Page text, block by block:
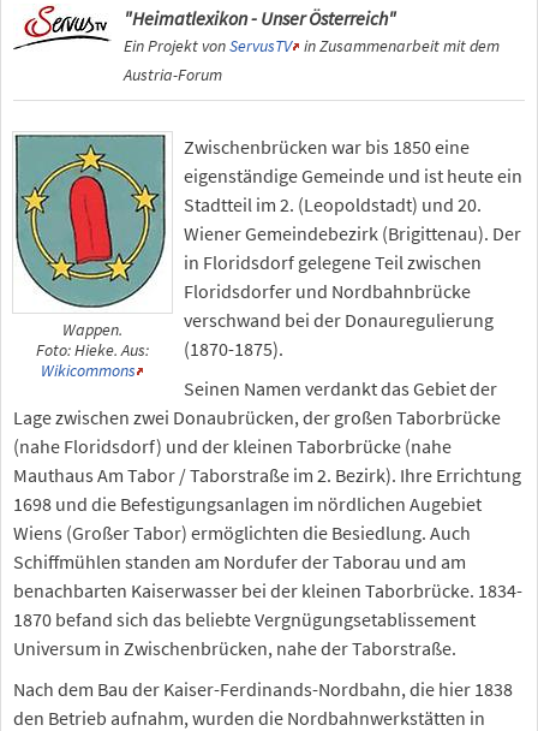
"Heimatlexikon - Unser Österreich"
Ein Projekt vonServusTV in Zusammenarbeit mit dem
Austria-Forum
Wappen.
Foto: Hieke. Aus:
Wikicommons
Zwischenbrücken war bis 1850 eine
eigenständige Gemeinde und ist heute ein
Stadtteil im 2. (Leopoldstadt) und 20.
Wiener Gemeindebezirk (Brigittenau). Der
in Floridsdorf gelegene Teil zwischen
Floridsdorfer und Nordbahnbrücke
verschwand bei der Donauregulierung
(1870-1875).
Seinen Namen verdankt das Gebiet der
Lage zwischen zwei Donaubrücken, der großen Taborbrücke
(nahe Floridsdorf) und der kleinen Taborbrücke (nahe
Mauthaus Am Tabor / Taborstraße im 2. Bezirk). Ihre Errichtung
1698 und die Befestigungsanlagen im nördlichen Augebiet
Wiens (Großer Tabor) ermöglichten die Besiedlung. Auch
Schiffmühlen standen am Nordufer der Taborau und am
benachbarten Kaiserwasser bei der kleinen Taborbrücke. 1834-
1870 befand sich das beliebte Vergnügungsetablissement
Universum in Zwischenbrücken, nahe der Taborstraße.
Nach dem Bau der Kaiser-Ferdinands-Nordbahn, die hier 1838
den Betrieb aufnahm, wurden die Nordbahnwerkstätten in